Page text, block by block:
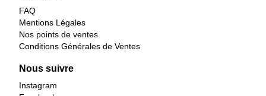
FAQ
Mentions Légales
Nos points de ventes
Conditions Générales de Ventes
Nous suivre
Instagram